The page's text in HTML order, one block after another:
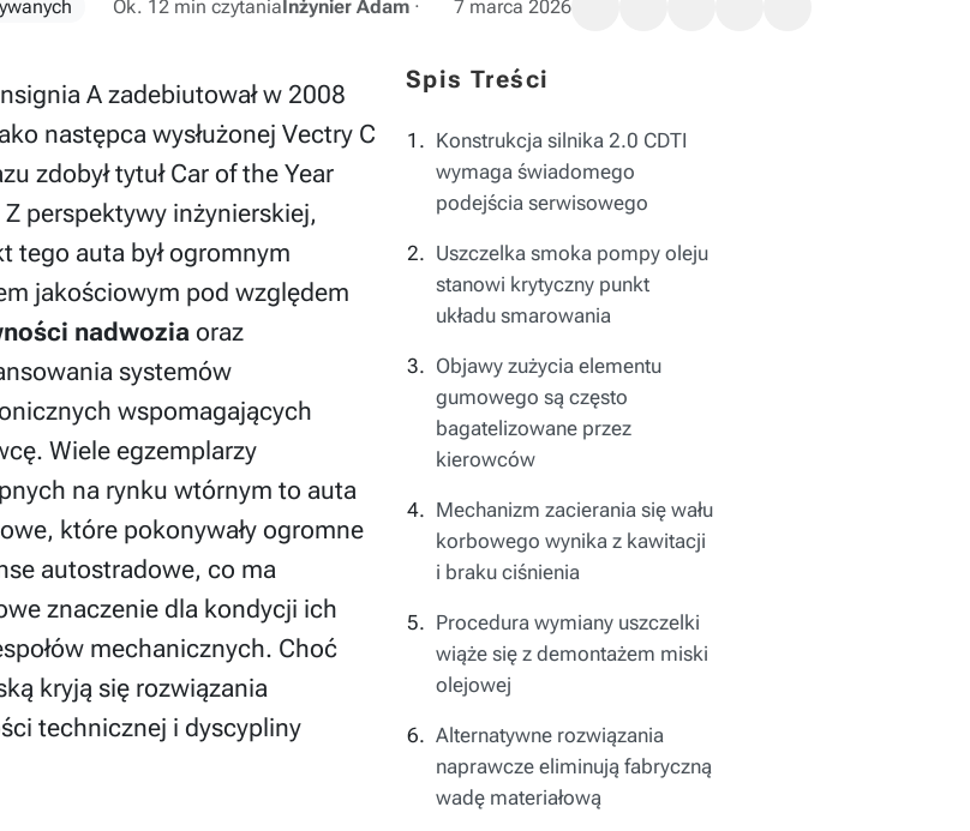
Ok. 12 min czytaniaInżynier Adam · 7 marca 2026
Spis Treści
Konstrukcja silnika 2.0 CDTI
wymaga świadomego
podejścia serwisowego
Uszczelka smoka pompy oleju
stanowi krytyczny punkt
układu smarowania
Objawy zużycia elementu
gumowego są często
bagatelizowane przez
kierowców
Mechanizm zacierania się wału
korbowego wynika z kawitacji
i braku ciśnienia
Procedura wymiany uszczelki
wiąże się z demontażem miski
olejowej
Alternatywne rozwiązania
naprawcze eliminują fabryczną
wadę materiałową
A zadebiutował w 2008
następca wysłużonej Vectry C
zdobył tytuł Car of the Year
perspektywy inżynierskiej,
tego auta był ogromnym
jakościowym pod względem
nadwozia oraz
systemów
wspomagających
Wiele egzemplarzy
na rynku wtórnym to auta
które pokonywały ogromne
autostradowe, co ma
znaczenie dla kondycji ich
mechanicznych. Choć
kryją się rozwiązania
technicznej i dyscypliny